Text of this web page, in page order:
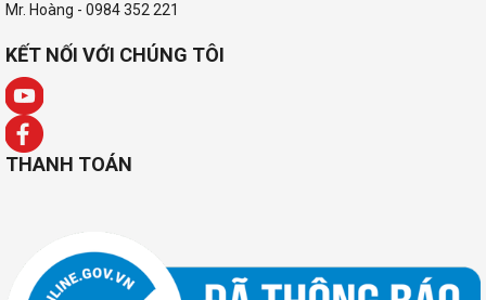
Mr. Hoàng - 0984 352 221
KẾT NỐI VỚI CHÚNG TÔI
THANH TOÁN